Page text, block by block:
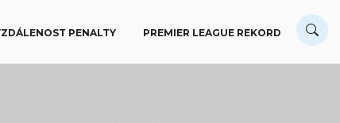
PENALTY PREMIER LEAGUE REKORD